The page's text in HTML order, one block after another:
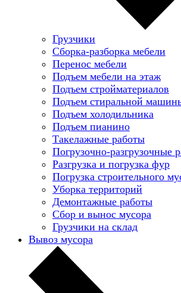
Грузчики
Сборка-разборка мебели
Перенос мебели
Подъем мебели на этаж
Подъем стройматериалов
Подъем стиральной
Подъем холодильника
Подъем пианино
Такелажные работы
Погрузочно-разгрузочные
Разгрузка и погрузка фур
Погрузка строительного
Уборка территорий
Демонтажные работы
Сбор и вынос мусора
Грузчики на склад
Вывоз мусора